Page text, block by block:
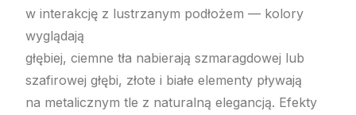
w interakcję z lustrzanym podłożem — kolory
wyglądają
głębiej, ciemne tła nabierają szmaragdowej lub
szafirowej głębi, złote i białe elementy pływają
na metalicznym tle z naturalną elegancją. Efekty